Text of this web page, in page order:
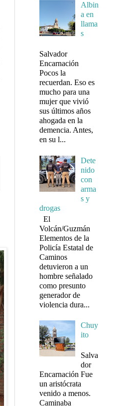
Albin
a en
llama
s
Salvador
Encarnación
Pocos la
recuerdan. Eso es
mucho para una
mujer que vivió
sus últimos años
ahogada en la
demencia. Antes,
en su l...
Dete
nido
con
arma
s y
drogas
El
Volcán/Guzmán
Elementos de la
Policía Estatal de
Caminos
detuvieron a un
hombre señalado
como presunto
generador de
violencia dura...
Chuy
ito
Salva
dor
Encarnación Fue
un aristócrata
venido a menos.
Caminaba